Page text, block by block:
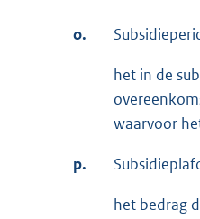
o.
het in de
waarvoor
p.
het bedrag